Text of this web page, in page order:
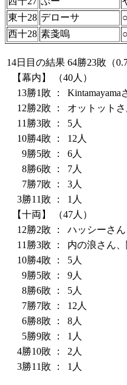
東十28 デローサ ○
西十28 素戔嗚 ○
14日目の結果 64勝23敗（
【幕内】
（40人）
13勝1敗
：
Kintamayama
12勝2敗
：
オットット
11勝3敗
：
5人
10勝4敗
：
12人
9勝5敗
：
6人
8勝6敗
：
7人
7勝7敗
：
3人
3勝11敗
：
1人
【十両】
（47人）
12勝2敗
：
ハッシーさ
11勝3敗
：
内の浪さん
10勝4敗
：
5人
9勝5敗
：
9人
8勝6敗
：
5人
7勝7敗
：
12人
6勝8敗
：
8人
5勝9敗
：
1人
4勝10敗
：
2人
3勝11敗
： 1人